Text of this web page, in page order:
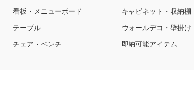
看板・メニューボード
テーブル
チェア・ベンチ
キャビネット・収納棚
ウォールデコ・壁掛け
即納可能アイテム